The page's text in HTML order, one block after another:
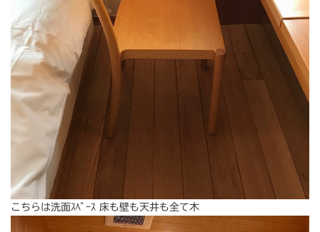
こちらは洗面ｽﾍﾟｰｽ 床も壁も天井も全て木